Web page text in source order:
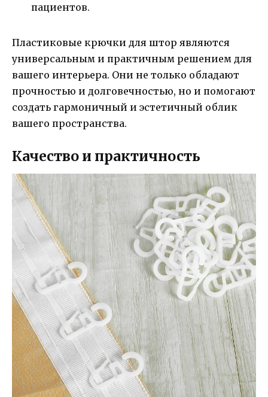
пациентов.
Пластиковые крючки для штор являются
универсальным и практичным решением для
вашего интерьера. Они не только обладают
прочностью и долговечностью, но и помогают
создать гармоничный и эстетичный облик
вашего пространства.
Качество и практичность